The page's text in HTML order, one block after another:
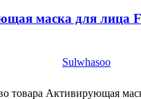
маска для лица
Sulwhasoo
товара Активирующая